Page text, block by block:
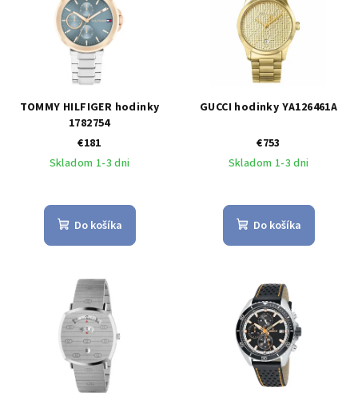
TOMMY HILFIGER hodinky
1782754
€181
Skladom 1-3 dni
Do košíka
GUCCI hodinky YA126461A
€753
Skladom 1-3 dni
Do košíka